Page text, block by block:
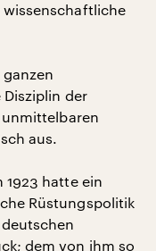
wissenschaftliche
der
unmittelbaren
aus.
hatte ein
Rüstungspolitik
dem von ihm so